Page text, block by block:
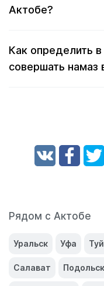
Актобе?
Как определить
совершать намаз
Рядом с Актобе
Уральск Уфа
Салават Подольск